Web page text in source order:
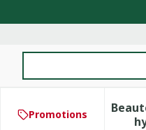
Promotions